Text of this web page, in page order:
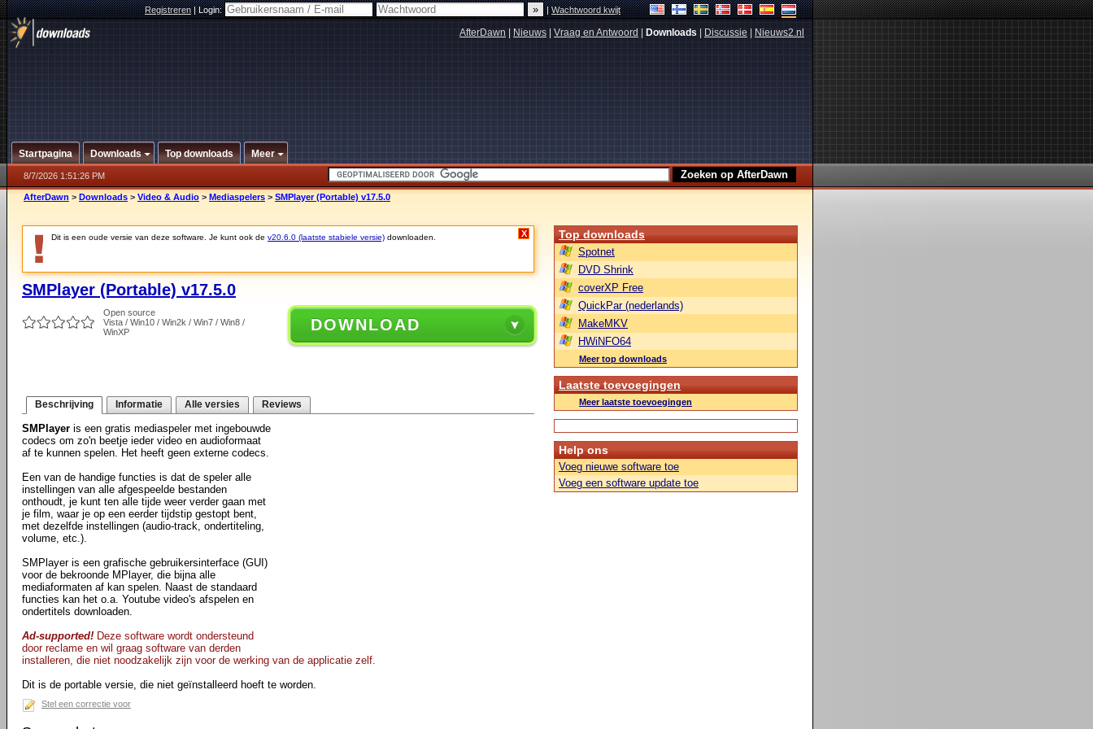
Registreren|Login: |Wachtwoord kwijt
AfterDawn Nieuws Vraag en Antwoord Downloads Discussie Nieuws2.nl
Startpagina Downloads Top downloads Meer
8/7/2026 1:51:26 PM
AfterDawn > Downloads > Video & Audio > Mediaspelers > SMPlayer (Portable) v17.5.0
Dit is een oude versie van deze software. Je kunt ook de v20.6.0 (laatste stabiele versie) downloaden. X
SMPlayer (Portable) v17.5.0
Open source
Vista / Win10 / Win2k / Win7 / Win8 /
WinXP
DOWNLOAD
Beschrijving Informatie Alle versies Reviews
SMPlayer is een gratis mediaspeler met ingebouwde
codecs om zo'n beetje ieder video en audioformaat
af te kunnen spelen. Het heeft geen externe codecs.
Een van de handige functies is dat de speler alle
instellingen van alle afgespeelde bestanden
onthoudt, je kunt ten alle tijde weer verder gaan met
je film, waar je op een eerder tijdstip gestopt bent,
met dezelfde instellingen (audio-track, ondertiteling,
volume, etc.).
SMPlayer is een grafische gebruikersinterface (GUI)
voor de bekroonde MPlayer, die bijna alle
mediaformaten af kan spelen. Naast de standaard
functies kan het o.a. Youtube video's afspelen en
ondertitels downloaden.
Ad-supported! Deze software wordt ondersteund
door reclame en wil graag software van derden
installeren, die niet noodzakelijk zijn voor de werking van de applicatie zelf.
Dit is de portable versie, die niet geïnstalleerd hoeft te worden.
Stel een correctie voor
Top downloads
Spotnet
DVD Shrink
coverXP Free
QuickPar (nederlands)
MakeMKV
HWiNFO64
Meer top downloads
Laatste toevoegingen
Meer laatste toevoegingen
Help ons
Voeg nieuwe software toe
Voeg een software update toe